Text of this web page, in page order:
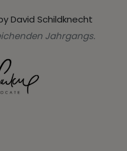
David Schildknecht
Jahrgangs.